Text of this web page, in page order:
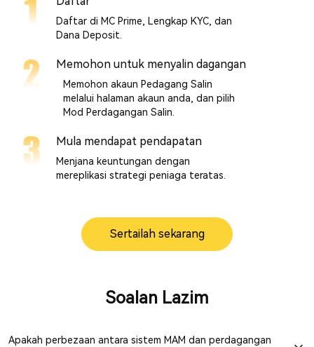
Daftar di MC Prime, Lengkap KYC, dan
Dana Deposit.
Memohon untuk menyalin dagangan
Memohon akaun Pedagang Salin
melalui halaman akaun anda, dan pilih
Mod Perdagangan Salin.
Mula mendapat pendapatan
Menjana keuntungan dengan
mereplikasi strategi peniaga teratas.
Sertailah sekarang
Soalan Lazim
Apakah perbezaan antara sistem MAM dan perdagangan